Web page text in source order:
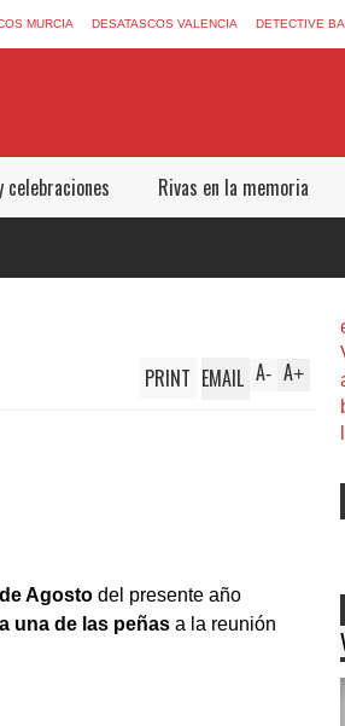
MURCIA DESATASCOS VALENCIA DETECTIVE
celebraciones Rivas en la memoria
A+
A-
PRINT EMAIL
Agosto del presente año
una de las peñas a la reunión